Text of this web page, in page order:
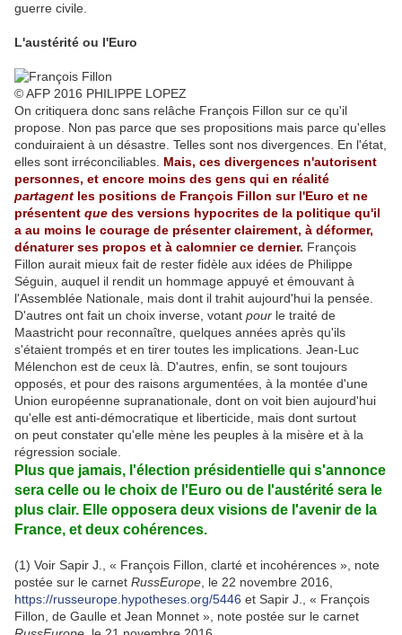
guerre civile.
L'austérité ou l'Euro
© AFP 2016 PHILIPPE LOPEZ
On critiquera donc sans relâche François Fillon sur ce qu'il
propose. Non pas parce que ses propositions mais parce qu'elles
conduiraient à un désastre. Telles sont nos divergences. En l'état,
elles sont irréconciliables. Mais, ces divergences n'autorisent
personnes, et encore moins des gens qui en réalité
partagent les positions de François Fillon sur l'Euro et ne
présentent que des versions hypocrites de la politique qu'il
a au moins le courage de présenter clairement, à déformer,
dénaturer ses propos et à calomnier ce dernier. François
Fillon aurait mieux fait de rester fidèle aux idées de Philippe
Séguin, auquel il rendit un hommage appuyé et émouvant à
l'Assemblée Nationale, mais dont il trahit aujourd'hui la pensée.
D'autres ont fait un choix inverse, votant pour le traité de
Maastricht pour reconnaître, quelques années après qu'ils
s'étaient trompés et en tirer toutes les implications. Jean-Luc
Mélenchon est de ceux là. D'autres, enfin, se sont toujours
opposés, et pour des raisons argumentées, à la montée d'une
Union européenne supranationale, dont on voit bien aujourd'hui
qu'elle est anti-démocratique et liberticide, mais dont surtout
on peut constater qu'elle mène les peuples à la misère et à la
régression sociale.
Plus que jamais, l'élection présidentielle qui s'annonce
sera celle ou le choix de l'Euro ou de l'austérité sera le
plus clair. Elle opposera deux visions de l'avenir de la
France, et deux cohérences.
(1) Voir Sapir J., « François Fillon, clarté et incohérences », note
postée sur le carnet RussEurope , le 22 novembre 2016,
https://russeurope.hypotheses.org/5446 et Sapir J., « François
Fillon, de Gaulle et Jean Monnet », note postée sur le carnet